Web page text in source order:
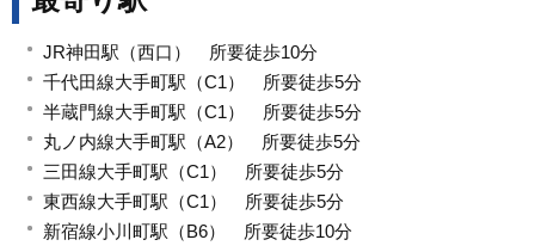
JR神田駅（西口） 所要徒歩10分
千代田線大手町駅（C1） 所要徒歩5分
半蔵門線大手町駅（C1） 所要徒歩5分
丸ノ内線大手町駅（A2） 所要徒歩5分
三田線大手町駅（C1） 所要徒歩5分
東西線大手町駅（C1） 所要徒歩5分
新宿線小川町駅（B6） 所要徒歩10分